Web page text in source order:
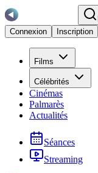
Connexion
Inscription
Films
Célébrités
Cinémas
Palmarès
Actualités
Séances
Streaming